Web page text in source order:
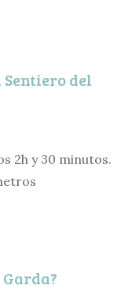
del
2h y 30 minutos.